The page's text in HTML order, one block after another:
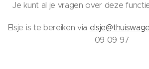
Je kunt al je vragen over deze
Elsje is te bereiken via
09 09 97